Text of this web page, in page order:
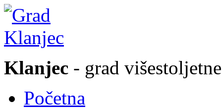
Klanjec - grad
Početna